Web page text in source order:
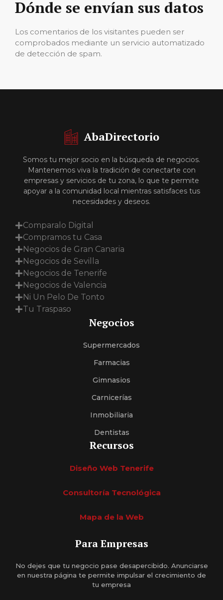
Dónde se envían sus datos
Los comentarios de los visitantes pueden ser
comprobados mediante un servicio automatizado
de detección de spam.
AbaDirectorio
Somos tu mejor socio en la búsqueda de negocios.
Mantenemos viva la tradición de conectarte con
empresas y servicios de tu zona, lo que te permite
apoyar a la comunidad local mientras satisfaces tus
necesidades y deseos.
Comparalo Digital
Compramos tu Casa
Negocios de Gran Canaria
Negocios de Sevilla
Negocios de Tenerife
Negocios de Valencia
Ni Un Pelo De Tonto
Tu Traspaso
Negocios
Supermercados
Farmacias
Gimnasios
Carnicerías
Inmobiliaria
Dentistas
Recursos
Diseño Web Tenerife
Consultoría Tecnológica
Mapa de la Web
Para Empresas
No dejes que tu negocio pase desapercibido. Anunciarse
en nuestra página te permite impulsar el crecimiento de
tu empresa